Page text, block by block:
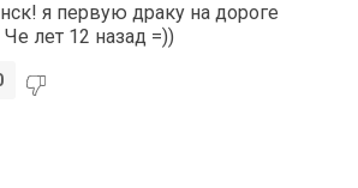
я первую драку на дороге
лет 12 назад =))